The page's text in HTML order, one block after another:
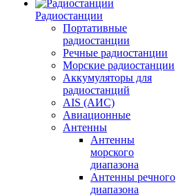
Радиостанции
Портативные
радиостанции
Речные радиостанции
Морские радиостанции
Аккумуляторы для
радиостанций
AIS (АИС)
Авиационные
Антенны
Антенны
морского
диапазона
Антенны речного
диапазона